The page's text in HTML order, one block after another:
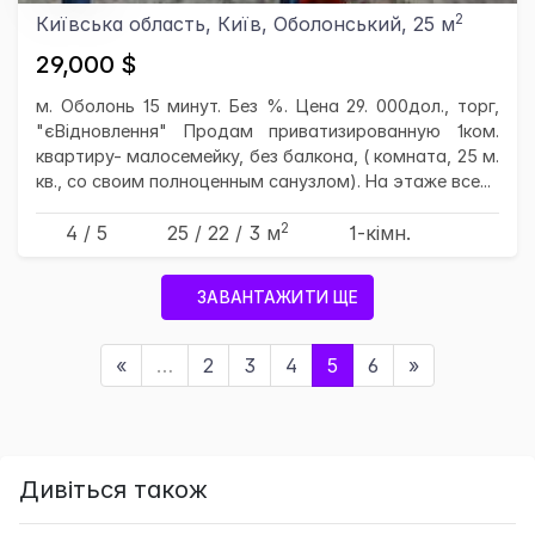
Київська область, Київ, Оболонський, 25 м2
29,000 $
м. Оболонь 15 минут. Без %. Цена 29. 000дол., торг,
"єВідновлення" Продам приватизированную 1ком.
квартиру- малосемейку, без балкона, ( комната, 25 м.
кв., со своим полноценным санузлом). На этаже все...
4 / 5 25 / 22 / 3 м2 1-кімн.
« … 2 3 4 5 6 »
ЗАВАНТАЖИТИ ЩЕ
Дивіться також